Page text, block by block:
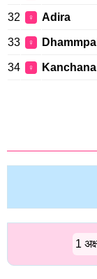
32 ♀ Adira
33 ♀
34 ♀ Kanchana
1